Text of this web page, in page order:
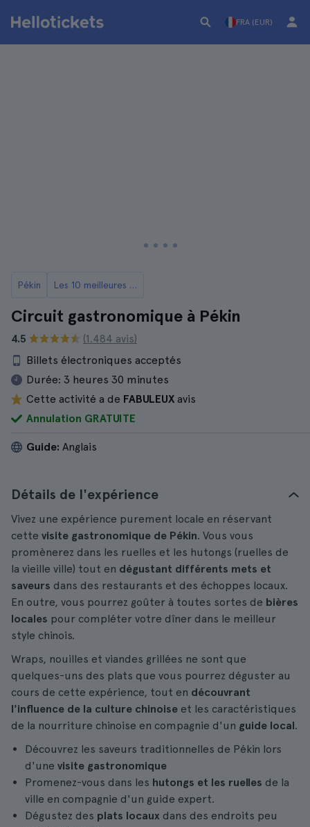
FRA (EUR)
Pékin Les 10 meilleures visites gastronomiques de Pékin
Circuit gastronomique à Pékin
4.5
(1.484 avis)
Billets électroniques acceptés
Durée: 3 heures 30 minutes
Cette activité a de FABULEUX avis
Annulation GRATUITE
Guide: Anglais
Détails de l'expérience
Vivez une expérience purement locale en réservant
cette visite gastronomique de Pékin. Vous vous
promènerez dans les ruelles et les hutongs (ruelles de
la vieille ville) tout en dégustant différents mets et
saveurs dans des restaurants et des échoppes locaux.
En outre, vous pourrez goûter à toutes sortes de bières
locales pour compléter votre dîner dans le meilleur
style chinois.
Wraps, nouilles et viandes grillées ne sont que
quelques-uns des plats que vous pourrez déguster au
cours de cette expérience, tout en découvrant
l'influence de la culture chinoise et les caractéristiques
de la nourriture chinoise en compagnie d'un guide local.
Découvrez les saveurs traditionnelles de Pékin lors
d'une visite gastronomique
Promenez-vous dans les hutongs et les ruelles de la
ville en compagnie d'un guide expert.
Dégustez des plats locaux dans des endroits peu